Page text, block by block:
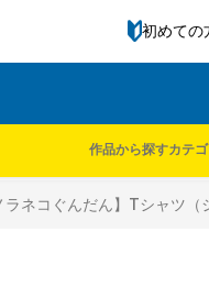
初めての
作品から探すカテ
ラネコぐんだん】Tシャツ